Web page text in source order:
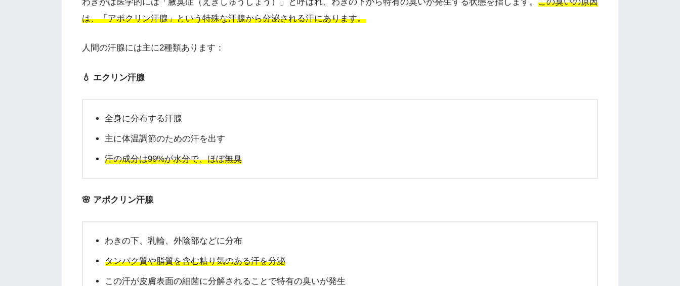
は、「アポクリン汗腺」という特殊な汗腺から分泌される汗にあります。
人間の汗腺には主に2種類あります：
💧 エクリン汗腺
全身に分布する汗腺
主に体温調節のための汗を出す
汗の成分は99%が水分で、ほぼ無臭
🌸 アポクリン汗腺
わきの下、乳輪、外陰部などに分布
タンパク質や脂質を含む粘り気のある汗を分泌
この汗が皮膚表面の細菌に分解されることで特有の臭いが発生